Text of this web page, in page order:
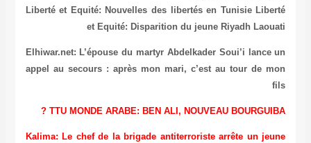
Liberté et Equité: Nouvelles des libertés en Tunisie Liberté
et Equité: Disparition du jeune Riyadh Laouati
Elhiwar.net: L’épouse du martyr Abdelkader Soui’i lance un
appel au secours : après mon mari, c’est au tour de mon
fils
TTU MONDE ARABE: BEN ALI, NOUVEAU BOURGUIBA ?
Kalima: Le chef de la brigade antiterroriste arrête un jeune